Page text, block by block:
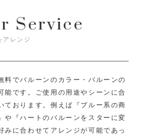
Service
アレンジ
料でバルーンのカラー・バルーンの
能です。
ご使用の用途やシーンに合
ております。 例えば『ブルー系の商
や『ハートのバルーンをスターに変
みに合わせてアレンジが可能であっ